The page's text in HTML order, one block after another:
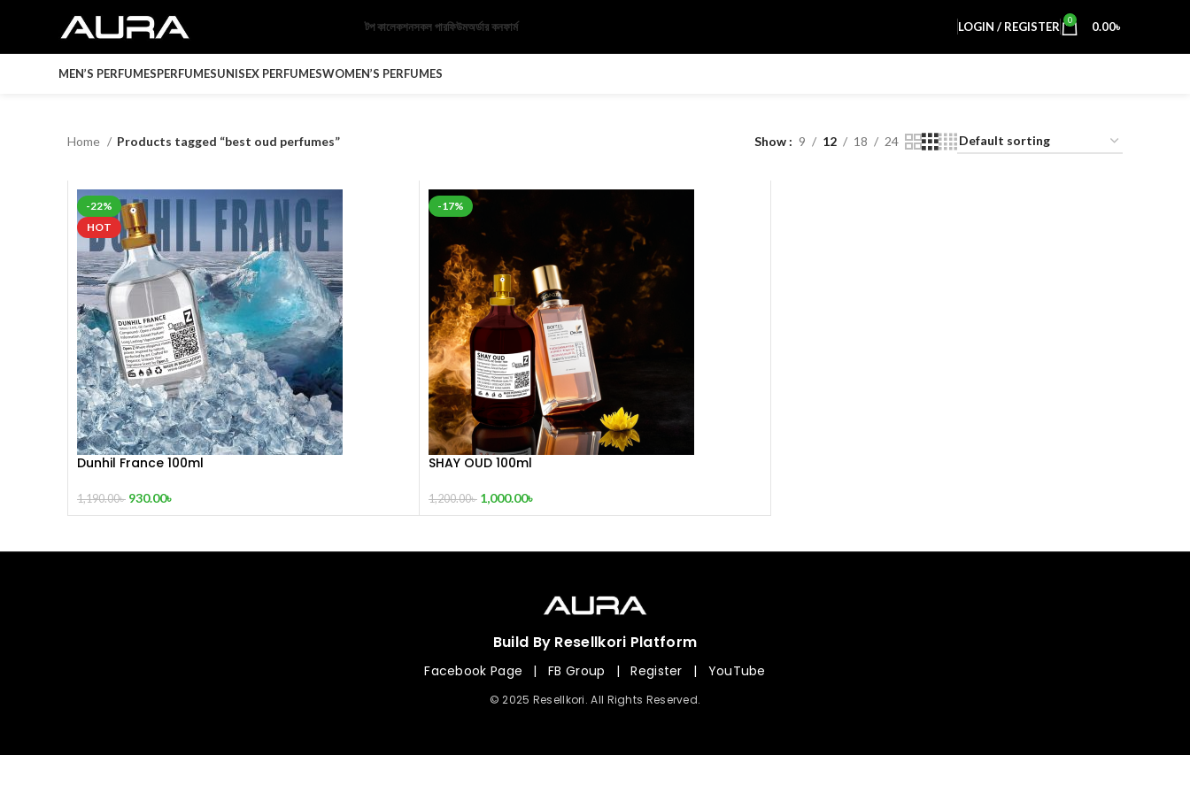
টপ কালেকশনসকল পারফিউমঅর্ডার কনফার্ম LOGIN / REGISTER 0 0.00৳
MEN’S PERFUMESPERFUMESUNISEX PERFUMESWOMEN’S PERFUMES
Home Products tagged “best oud perfumes” Show 9 12 18 24
-22%
HOT
Dunhil France 100ml
1,190.00৳ 930.00৳
-17%
SHAY OUD 100ml
1,200.00৳ 1,000.00৳
Build By Resellkori Platform
Facebook Page | FB Group | Register | YouTube
© 2025 Resellkori. All Rights Reserved.